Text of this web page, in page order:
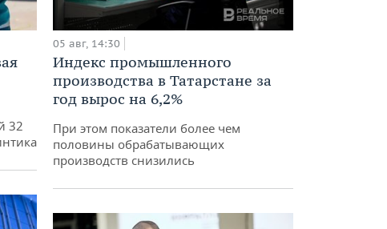
32
05 авг, 14:30
Индекс промышленного
производства в Татарстане за
год вырос на 6,2%
При этом показатели более чем
половины обрабатывающих
производств снизились